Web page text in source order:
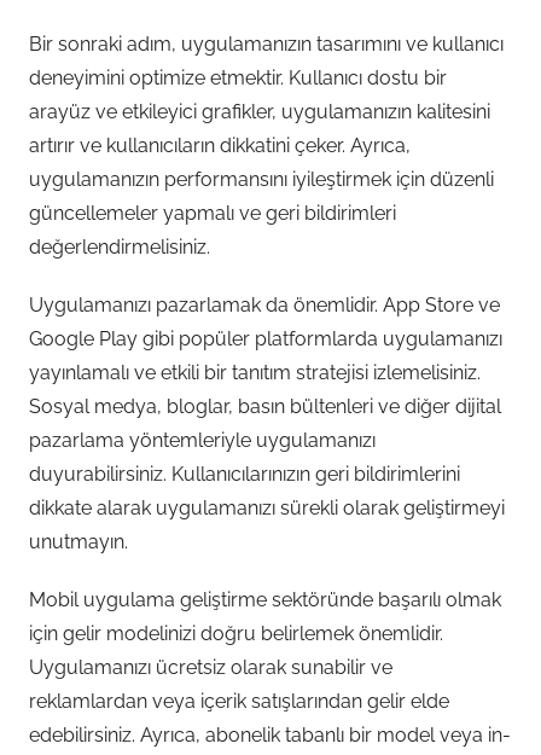
Bir sonraki adım, uygulamanızın tasarımını ve kullanıcı
deneyimini optimize etmektir. Kullanıcı dostu bir
arayüz ve etkileyici grafikler, uygulamanızın kalitesini
artırır ve kullanıcıların dikkatini çeker. Ayrıca,
uygulamanızın performansını iyileştirmek için düzenli
güncellemeler yapmalı ve geri bildirimleri
değerlendirmelisiniz.
Uygulamanızı pazarlamak da önemlidir. App Store ve
Google Play gibi popüler platformlarda uygulamanızı
yayınlamalı ve etkili bir tanıtım stratejisi izlemelisiniz.
Sosyal medya, bloglar, basın bültenleri ve diğer dijital
pazarlama yöntemleriyle uygulamanızı
duyurabilirsiniz. Kullanıcılarınızın geri bildirimlerini
dikkate alarak uygulamanızı sürekli olarak geliştirmeyi
unutmayın.
Mobil uygulama geliştirme sektöründe başarılı olmak
için gelir modelinizi doğru belirlemek önemlidir.
Uygulamanızı ücretsiz olarak sunabilir ve
reklamlardan veya içerik satışlarından gelir elde
edebilirsiniz. Ayrıca, abonelik tabanlı bir model veya in-